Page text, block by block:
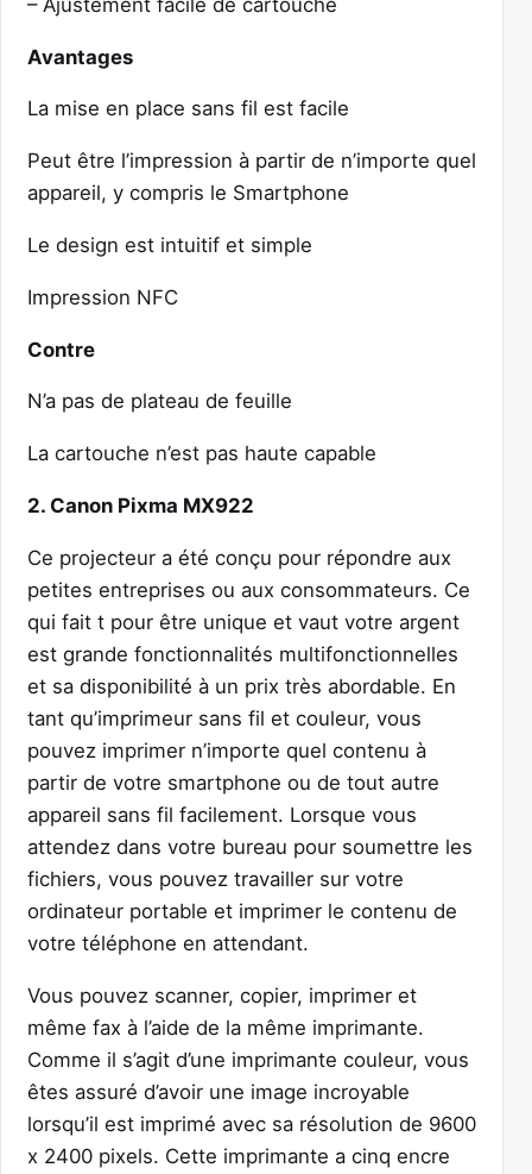
Avantages
La mise en place sans fil est facile
Peut être l’impression à partir de n’importe quel
appareil, y compris le Smartphone
Le design est intuitif et simple
Impression NFC
Contre
N’a pas de plateau de feuille
La cartouche n’est pas haute capable
2. Canon Pixma MX922
Ce projecteur a été conçu pour répondre aux
petites entreprises ou aux consommateurs. Ce
qui fait t pour être unique et vaut votre argent
est grande fonctionnalités multifonctionnelles
et sa disponibilité à un prix très abordable. En
tant qu’imprimeur sans fil et couleur, vous
pouvez imprimer n’importe quel contenu à
partir de votre smartphone ou de tout autre
appareil sans fil facilement. Lorsque vous
attendez dans votre bureau pour soumettre les
fichiers, vous pouvez travailler sur votre
ordinateur portable et imprimer le contenu de
votre téléphone en attendant.
Vous pouvez scanner, copier, imprimer et
même fax à l’aide de la même imprimante.
Comme il s’agit d’une imprimante couleur, vous
êtes assuré d’avoir une image incroyable
lorsqu’il est imprimé avec sa résolution de 9600
x 2400 pixels. Cette imprimante a cinq encre